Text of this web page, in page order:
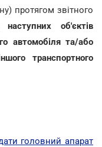
протягом звітного
об'єктів
автомобіля та/або
транспортного
головний апарат